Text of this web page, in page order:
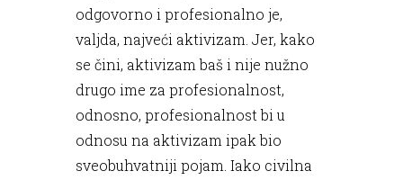
odgovorno i profesionalno je,
valjda, najveći aktivizam. Jer, kako
se čini, aktivizam baš i nije nužno
drugo ime za profesionalnost,
odnosno, profesionalnost bi u
odnosu na aktivizam ipak bio
sveobuhvatniji pojam. Iako civilna